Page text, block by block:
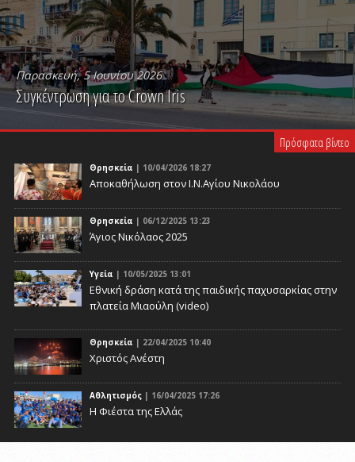
Παρασκευή, 5 Ιουνίου 2026
Συγκέντρωση για το Crown Iris
PLAY VIDEO
Πρόσφατα βίντεο
Θρησκεία | 10/04/2026 18:27
Αποκαθήλωση στον Ι.Ν.Αγίου Νικολάου
Θρησκεία | 06/12/2025 13:23
Άγιος Νικόλαος 2025
Υγεία | 10/05/2025 13:01
Eθνική δράση κατά της παιδικής παχυσαρκίας στην
πλατεία Μιαούλη (video)
Θρησκεία | 22/04/2025 10:40
Χριστός Ανέστη
Αθλητισμός | 16/04/2025 17:26
Η Φιέστα της Ελλάς